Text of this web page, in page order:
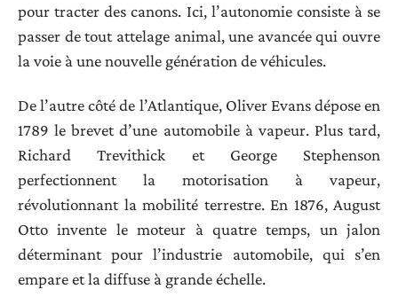
pour tracter des canons. Ici, l’autonomie consiste à se
passer de tout attelage animal, une avancée qui ouvre
la voie à une nouvelle génération de véhicules.
De l’autre côté de l’Atlantique, Oliver Evans dépose en
1789 le brevet d’une automobile à vapeur. Plus tard,
Richard Trevithick et George Stephenson
perfectionnent la motorisation à vapeur,
révolutionnant la mobilité terrestre. En 1876, August
Otto invente le moteur à quatre temps, un jalon
déterminant pour l’industrie automobile, qui s’en
empare et la diffuse à grande échelle.